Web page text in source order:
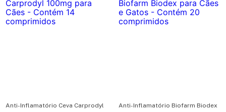
Anti-Inflamatório Ceva Carprodyl
Anti-Inflamatório Biofarm Biodex